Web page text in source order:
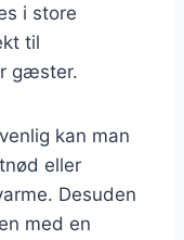
i store
til
gæster.
kan man
eller
Desuden
med en